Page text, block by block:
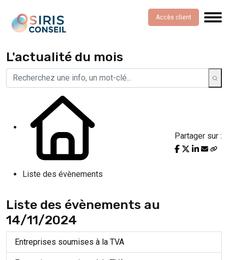
Accès client
L'actualité du mois
Liste des évènements
Partager sur :
Liste des évènements au
14/11/2024
Entreprises soumises à la TVA